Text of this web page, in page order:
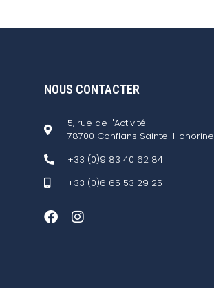
NOUS CONTACTER
5, rue de l'Activité
78700 Conflans Sainte-Honorine
+33 (0)9 83 40 62 84
+33 (0)6 65 53 29 25